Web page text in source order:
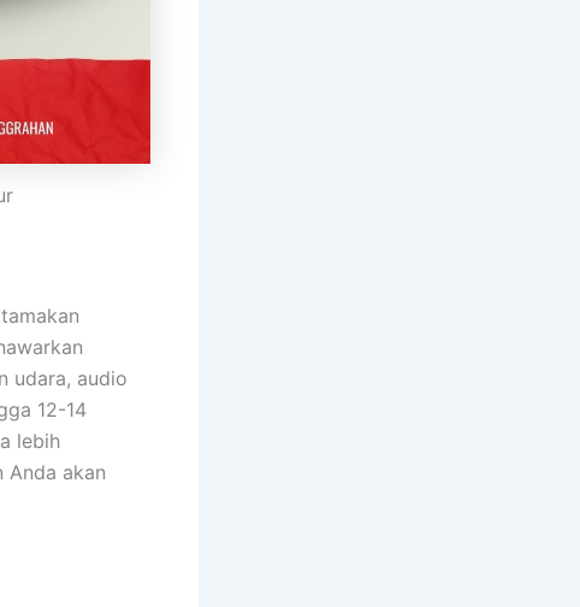
udara, audio
12-14
lebih
Anda akan